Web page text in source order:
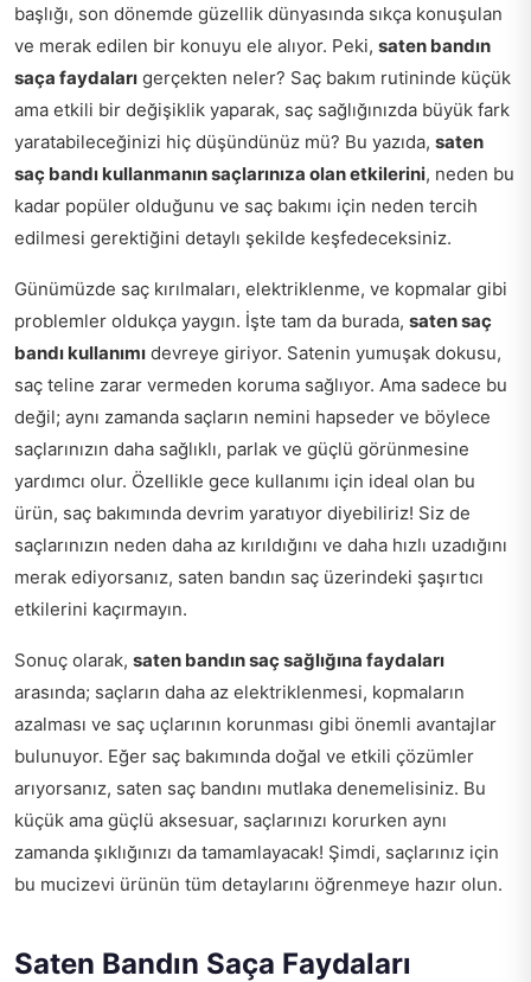
başlığı, son dönemde güzellik dünyasında sıkça konuşulan
ve merak edilen bir konuyu ele alıyor. Peki, saten bandın
saça faydaları gerçekten neler? Saç bakım rutininde küçük
ama etkili bir değişiklik yaparak, saç sağlığınızda büyük fark
yaratabileceğinizi hiç düşündünüz mü? Bu yazıda, saten
saç bandı kullanmanın saçlarınıza olan etkilerini, neden bu
kadar popüler olduğunu ve saç bakımı için neden tercih
edilmesi gerektiğini detaylı şekilde keşfedeceksiniz.
Günümüzde saç kırılmaları, elektriklenme, ve kopmalar gibi
problemler oldukça yaygın. İşte tam da burada, saten saç
bandı kullanımı devreye giriyor. Satenin yumuşak dokusu,
saç teline zarar vermeden koruma sağlıyor. Ama sadece bu
değil; aynı zamanda saçların nemini hapseder ve böylece
saçlarınızın daha sağlıklı, parlak ve güçlü görünmesine
yardımcı olur. Özellikle gece kullanımı için ideal olan bu
ürün, saç bakımında devrim yaratıyor diyebiliriz! Siz de
saçlarınızın neden daha az kırıldığını ve daha hızlı uzadığını
merak ediyorsanız, saten bandın saç üzerindeki şaşırtıcı
etkilerini kaçırmayın.
Sonuç olarak, saten bandın saç sağlığına faydaları
arasında; saçların daha az elektriklenmesi, kopmaların
azalması ve saç uçlarının korunması gibi önemli avantajlar
bulunuyor. Eğer saç bakımında doğal ve etkili çözümler
arıyorsanız, saten saç bandını mutlaka denemelisiniz. Bu
küçük ama güçlü aksesuar, saçlarınızı korurken aynı
zamanda şıklığınızı da tamamlayacak! Şimdi, saçlarınız için
bu mucizevi ürünün tüm detaylarını öğrenmeye hazır olun.
Saten Bandın Saça Faydaları